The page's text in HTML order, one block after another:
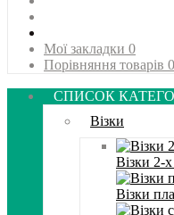
Мої закладки 0
Порівняння товарів 0
СПИСОК
Візки
Візки 2-х
Візки